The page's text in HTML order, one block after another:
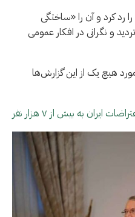
رد کرد و آن را «ساختگی
و نگرانی در افکار عمومی
هیچ یک از این گزارش‌ها
به بیش از ۷ هزار نفر